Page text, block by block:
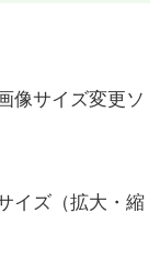
像サイズ変更ソ
イズ（拡大・縮